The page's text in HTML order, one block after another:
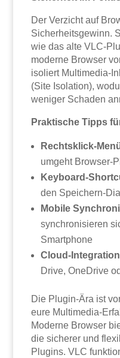
Der Verzicht auf
Sicherheitsgewinn.
wie das alte VLC-
moderne Browser
isoliert Multimedia-
(Site Isolation),
weniger Schaden
Praktische Tipps
Rechtsklick-
umgeht Browser-
Keyboard-
den Speichern-
Mobile
synchronisieren
Smartphone
Cloud-
Drive, OneDrive
Die Plugin-Ära ist
eure Multimedia-
Moderne Browser
die sicherer und
Plugins. VLC